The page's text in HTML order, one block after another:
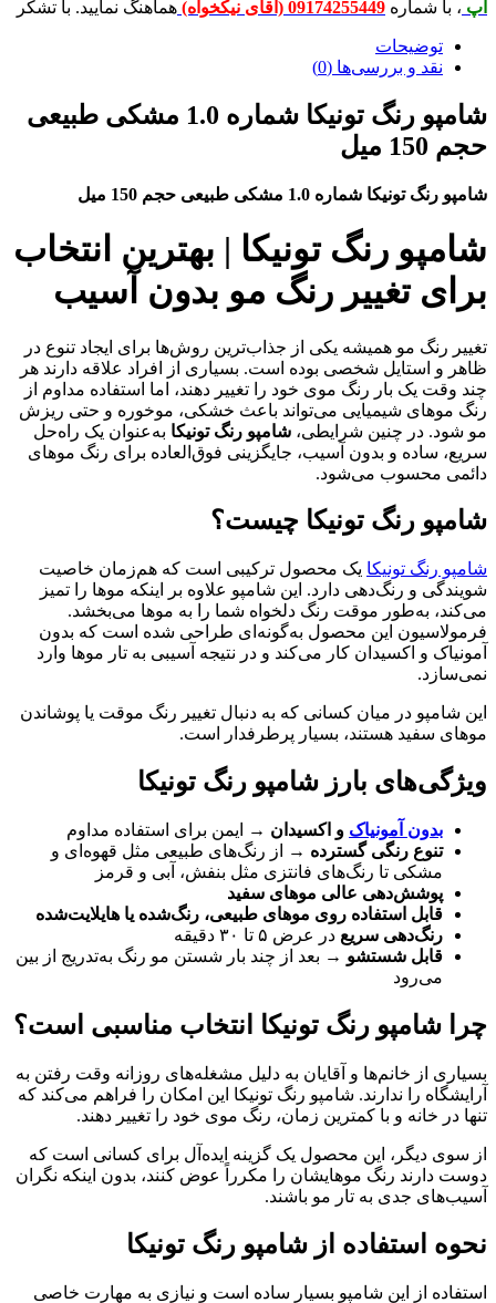
09174255449 (آقای نیکخواه) هماهنگ نمایید. با تشکر
و بررسی‌ها (0)
شامپو رنگ تونیکا شماره 1.0 مشکی طبیعی
شماره 1.0 مشکی طبیعی حجم 150 میل
رنگ تونیکا | بهترین انتخاب
تغییر رنگ مو بدون آسیب
مو همیشه یکی از جذاب‌ترین روش‌ها برای ایجاد تنوع در
شخصی بوده است. بسیاری از افراد علاقه دارند هر
بار رنگ موی خود را تغییر دهند، اما استفاده مداوم از
شیمیایی می‌تواند باعث خشکی، موخوره و حتی ریزش
در چنین شرایطی،شامپو رنگ تونیکا به‌عنوان یک راه‌حل
و بدون آسیب، جایگزینی فوق‌العاده برای رنگ موهای
می‌شود.
رنگ تونیکا چیست؟
تونیکا یک محصول ترکیبی است که هم‌زمان خاصیت
و رنگ‌دهی دارد. این شامپو علاوه بر اینکه موها را تمیز
موقت رنگ دلخواه شما را به موها می‌بخشد.
این محصول به‌گونه‌ای طراحی شده است که بدون
اکسیدان کار می‌کند و در نتیجه آسیبی به تار موها وارد
در میان کسانی که به دنبال تغییر رنگ موقت یا پوشاندن
هستند، بسیار پرطرفدار است.
بارز شامپو رنگ تونیکا
آمونیاکو اکسیدان → ایمن برای استفاده مداوم
رنگی گسترده → از رنگ‌های طبیعی مثل قهوه‌ای و
تا رنگ‌های فانتزی مثل بنفش، آبی و قرمز
عالی موهای سفید
استفاده روی موهای طبیعی، رنگ‌شده یا هایلایت‌شده
سریعدر عرض ۵ تا ۳۰ دقیقه
شستشو→ بعد از چند بار شستن مو رنگ به‌تدریج از بین
رنگ تونیکا انتخاب مناسبی است؟
خانم‌ها و آقایان به دلیل مشغله‌های روزانه وقت رفتن به
را ندارند. شامپو رنگ تونیکا این امکان را فراهم می‌کند که
و با کمترین زمان، رنگ موی خود را تغییر دهند.
این محصول یک گزینه ایده‌آل برای کسانی است که
رنگ موهایشان را مکرراً عوض کنند، بدون اینکه نگران
جدی به تار مو باشند.
از شامپو رنگ تونیکا
از این شامپو بسیار ساده است و نیازی به مهارت خاصی